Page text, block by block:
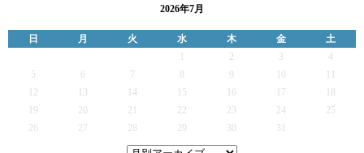
2026年7月
日 月 火 水 木 金
土
2 3
4
5
6 7 9
12
13 14 15 16 17
19
20 21 22 23 24
25
26
27 28 29 30 31